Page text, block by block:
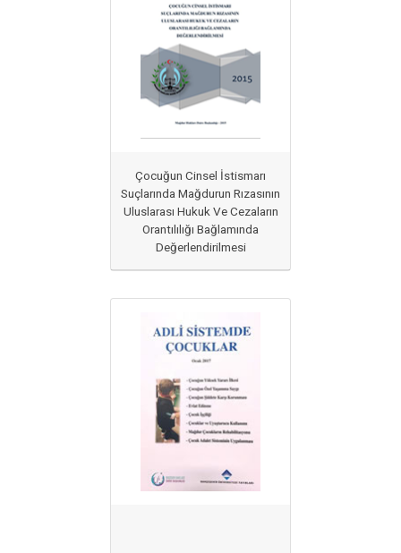
Çocuğun Cinsel İstismarı
Suçlarında Mağdurun Rızasının
Uluslarası Hukuk Ve Cezaların
Orantılılığı Bağlamında
Değerlendirilmesi